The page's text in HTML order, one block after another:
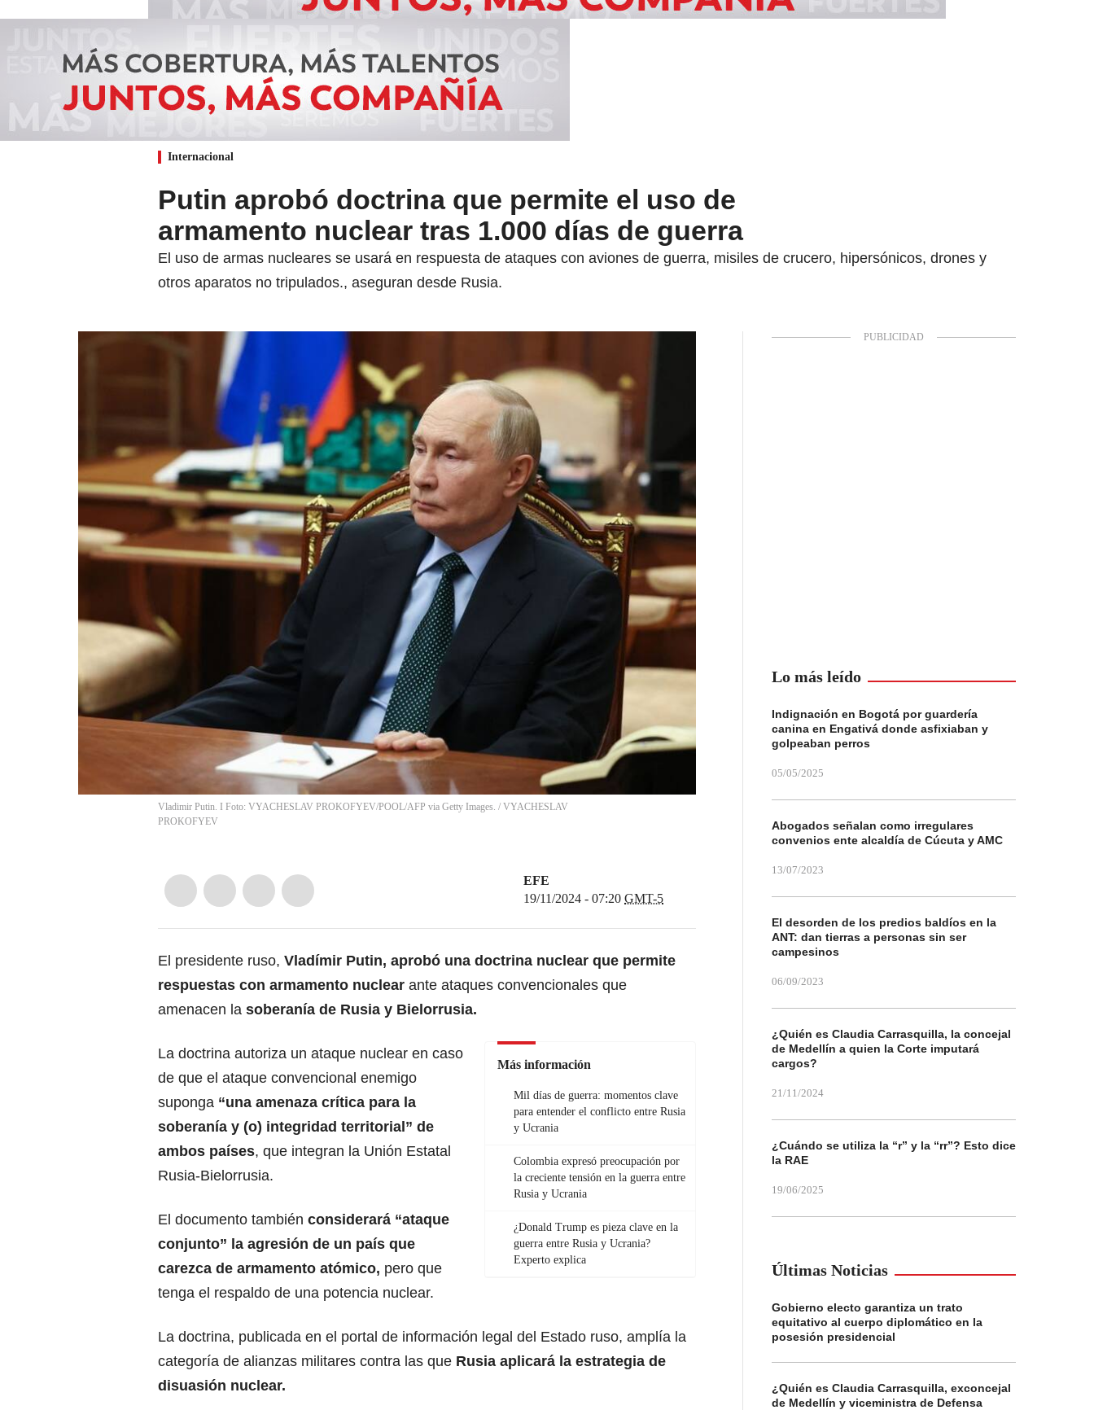
Internacional
Putin aprobó doctrina que permite el uso de
armamento nuclear tras 1.000 días de guerra
El uso de armas nucleares se usará en respuesta de ataques con aviones de guerra, misiles de crucero, hipersónicos, drones y
otros aparatos no tripulados., aseguran desde Rusia.
Vladimir Putin. I Foto: VYACHESLAV PROKOFYEV/POOL/AFP via Getty Images. / VYACHESLAV
PROKOFYEV
EFE
19/11/2024 - 07:20 GMT-5
El presidente ruso, Vladímir Putin, aprobó una doctrina nuclear que permite
respuestas con armamento nuclear ante ataques convencionales que
amenacen la soberanía de Rusia y Bielorrusia.
Más información
Mil días de guerra: momentos clave
para entender el conflicto entre Rusia
y Ucrania
Colombia expresó preocupación por
la creciente tensión en la guerra entre
Rusia y Ucrania
¿Donald Trump es pieza clave en la
guerra entre Rusia y Ucrania?
Experto explica
La doctrina autoriza un ataque nuclear en caso
de que el ataque convencional enemigo
suponga “una amenaza crítica para la
soberanía y (o) integridad territorial” de
ambos países, que integran la Unión Estatal
Rusia-Bielorrusia.
El documento también considerará “ataque
conjunto” la agresión de un país que
carezca de armamento atómico, pero que
tenga el respaldo de una potencia nuclear.
La doctrina, publicada en el portal de información legal del Estado ruso, amplía la
categoría de alianzas militares contra las que Rusia aplicará la estrategia de
disuasión nuclear.
Lo más leído
Indignación en Bogotá por guardería
canina en Engativá donde asfixiaban y
golpeaban perros
05/05/2025
Abogados señalan como irregulares
convenios ente alcaldía de Cúcuta y AMC
13/07/2023
El desorden de los predios baldíos en la
ANT: dan tierras a personas sin ser
campesinos
06/09/2023
¿Quién es Claudia Carrasquilla, la concejal
de Medellín a quien la Corte imputará
cargos?
21/11/2024
¿Cuándo se utiliza la “r” y la “rr”? Esto dice
la RAE
19/06/2025
Últimas Noticias
Gobierno electo garantiza un trato
equitativo al cuerpo diplomático en la
posesión presidencial
¿Quién es Claudia Carrasquilla, exconcejal
de Medellín y viceministra de Defensa